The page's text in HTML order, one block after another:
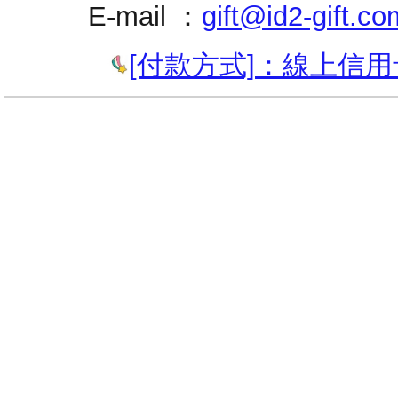
E-mail ： gift@id2-
[付款方式]：線上信